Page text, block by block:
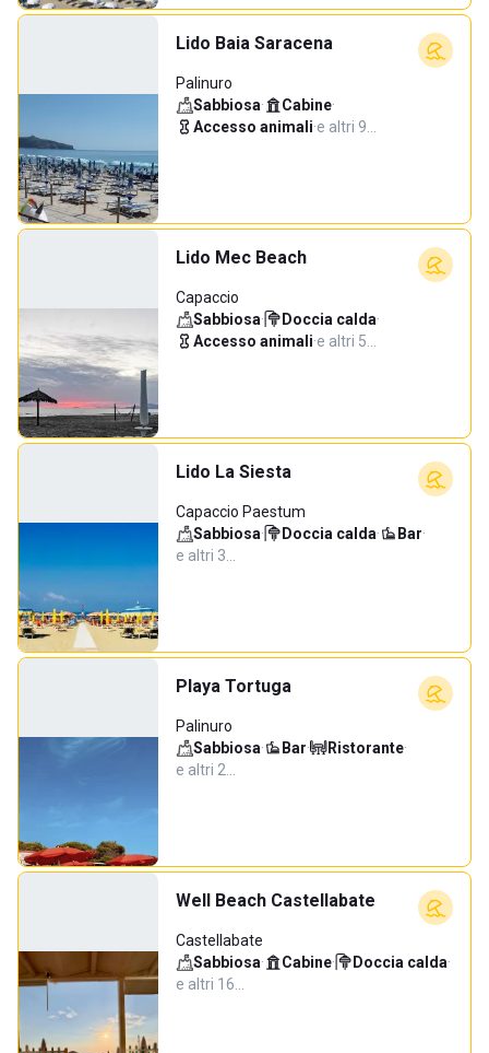
Lido Baia Saracena
Palinuro
Sabbiosa· Cabine·
Accesso animali·e altri 9…
Lido Mec Beach
Capaccio
Sabbiosa· Doccia calda·
Accesso animali·e altri 5…
Lido La Siesta
Capaccio Paestum
Sabbiosa· Doccia calda· Bar·
e altri 3…
Playa Tortuga
Palinuro
Sabbiosa· Bar· Ristorante·
e altri 2…
Well Beach Castellabate
Castellabate
Sabbiosa· Cabine· Doccia calda·
e altri 16…